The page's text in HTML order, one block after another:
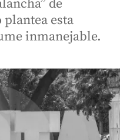
de
esta
inmanejable.